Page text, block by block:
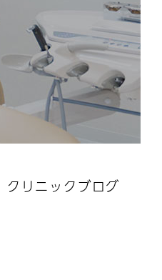
クリニックブログ